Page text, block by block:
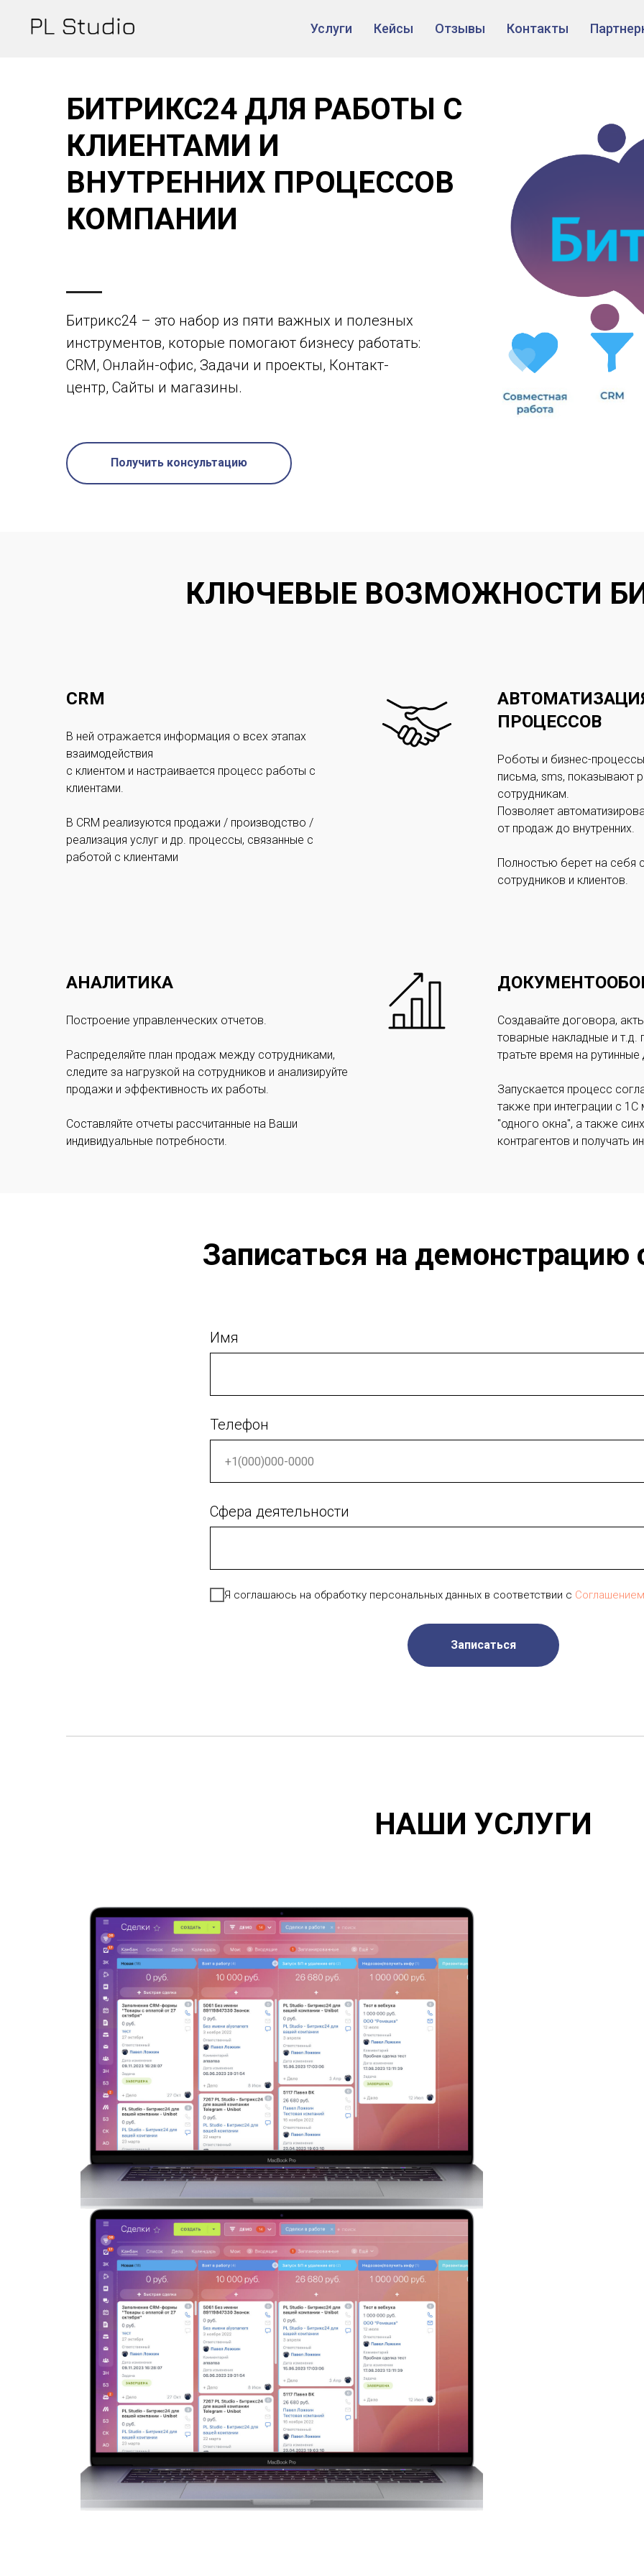
Услуги Кейсы Отзывы Контакты
БИТРИКС24 ДЛЯ РАБОТЫ С
КЛИЕНТАМИ И
ВНУТРЕННИХ ПРОЦЕССОВ
КОМПАНИИ
Битрикс24 – это набор из пяти важных и полезных
инструментов, которые помогают бизнесу работать:
CRM, Онлайн-офис, Задачи и проекты, Контакт-
центр, Сайты и магазины.
Получить консультацию
КЛЮЧЕВЫЕ ВОЗМОЖНОСТИ
CRM
В ней отражается информация о всех этапах
взаимодействия
с клиентом и настраивается процесс работы с
клиентами.
В CRM реализуются продажи / производство /
реализация услуг и др. процессы, связанные с
работой с клиентами
ПРОЦЕССОВ
Роботы и бизнес-
письма, sms, показывают
сотрудникам.
Позволяет
от продаж до внутренних.
Полностью берет на себя
сотрудников и клиентов.
АНАЛИТИКА
Построение управленческих отчетов.
Распределяйте план продаж между сотрудниками,
следите за нагрузкой на сотрудников и анализируйте
продажи и эффективность их работы.
Составляйте отчеты рассчитанные на Ваши
индивидуальные потребности.
Создавайте договора,
товарные накладные и
тратьте время на рутинные
Запускается процесс
также при интеграции с
"одного окна", а также
контрагентов и получать
Записаться на демонстрацию
Имя
Телефон
Сфера деятельности
Я соглашаюсь на обработку персональных данных в соответствии с Соглашением
Записаться
НАШИ УСЛУГИ